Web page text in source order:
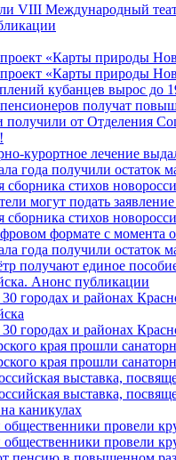
VIII Международный
«Карты природы
«Карты природы
кубанцев вырос до
получат
от Отделения
курортное лечение
года получили остаток
сборника стихов
могут подать
сборника стихов
формате с
года получили остаток
получают единое
Анонс публикации
городах и районах
городах и районах
края прошли
края прошли
выставка,
выставка,
каникулах
провели
провели